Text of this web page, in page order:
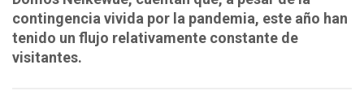
contingencia vivida por la pandemia, este año han
tenido un flujo relativamente constante de
visitantes.